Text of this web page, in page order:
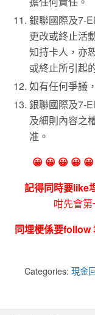
銀聯國際及7-
更改或終止活
知持卡人，亦
或終止所引起
如有任何爭議
銀聯國際及7-
及細則內容之
准。
😀 😀 😀 😀
記得同時要like
咁先會
同埋梗係要follow
Categories: 現金